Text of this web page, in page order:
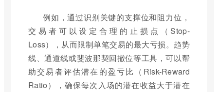
例如，通过识别关键的支撑位和阻力位，
交易者可以设定合理的止损点（Stop-
Loss），从而限制单笔交易的最大亏损。趋势
线、通道线或斐波那契回撤位等工具，可以帮
助交易者评估潜在的盈亏比（Risk-Reward
Ratio），确保每次入场的潜在收益大于潜在